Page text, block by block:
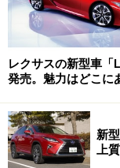
気になるバッテ
１０万km。ただ
カ仕様が１０年
１０年１５万km
気にしなくていい
※記事内容は執筆時
レクサスの新型車「
発売。魅力はどこに
新
上質